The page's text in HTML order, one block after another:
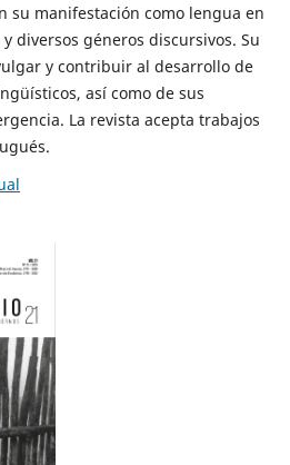
su manifestación como lengua en
diversos géneros discursivos. Su
y contribuir al desarrollo de
así como de sus
La revista acepta trabajos